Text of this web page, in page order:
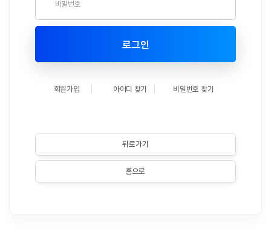
로그인
회원가입 아이디 찾기 비밀번호 찾기
뒤로가기
홈으로